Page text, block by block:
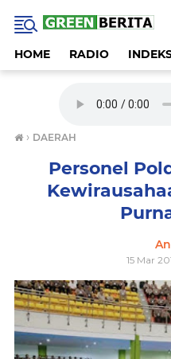
HOME RADIO
› DAERAH
Personel
15 Mar